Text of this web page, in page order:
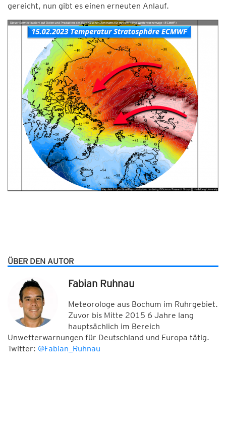
gereicht, nun gibt es einen erneuten Anlauf.
ÜBER DEN AUTOR
Fabian Ruhnau
Meteorologe aus Bochum im Ruhrgebiet.
Zuvor bis Mitte 2015 6 Jahre lang
hauptsächlich im Bereich
Unwetterwarnungen für Deutschland und Europa tätig.
Twitter: @Fabian_Ruhnau